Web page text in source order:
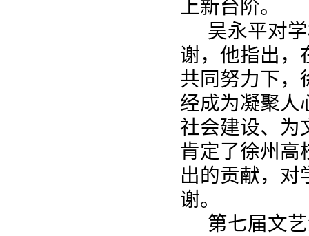
上新台阶。
吴永平对
谢，他指出，
共同努力下，
经成为凝聚人
社会建设、为
肯定了徐州高
出的贡献，对
谢。
第七届文